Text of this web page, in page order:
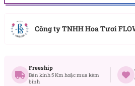
Công ty TNHH Hoa Tươi
Freeship
Bán kính 5 Km hoặc mua kèm
bình